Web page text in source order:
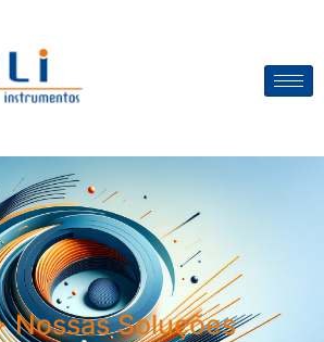
Nossas Soluções